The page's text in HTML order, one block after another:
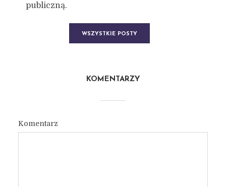
publiczną.
WSZYSTKIE POSTY
KOMENTARZY
Komentarz